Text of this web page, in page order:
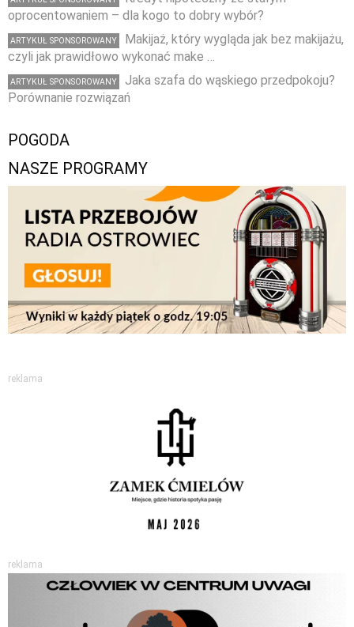
oprocentowaniem – dla kogo to dobry wybór?
ARTYKUŁ SPONSOROWANY
Makijaż, który wygląda jak bez makijażu,
czyli jak prawidłowo wykonać make …
ARTYKUŁ SPONSOROWANY
Jaka szafa do wąskiego przedpokoju?
Porównanie rozwiązań
POGODA
NASZE PROGRAMY
reklama
reklama